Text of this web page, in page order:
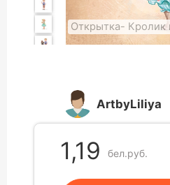
Открытка-
ArtbyLiliya
1,19 бел.руб.